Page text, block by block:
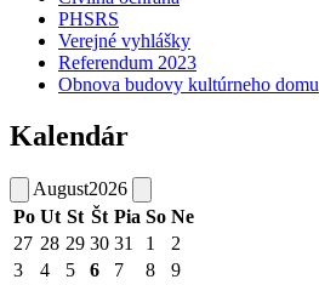
PHSRS
Verejné vyhlášky
Referendum 2023
Obnova budovy kultúrneho domu
Kalendár
August2026
Po Ut St Št Pia So Ne
27 28 29 30 31 1
2
3
4 5 6 7 8
9